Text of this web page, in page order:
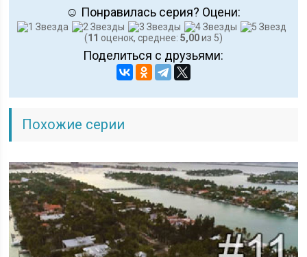
☺ Понравилась серия? Оцени:
(11 оценок, среднее: 5,00из 5)
Поделиться с друзьями:
Похожие серии